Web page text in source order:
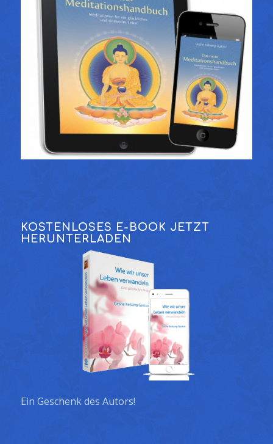
KOSTENLOSES E-BOOK JETZT
HERUNTERLADEN
Ein Geschenk des Autors!